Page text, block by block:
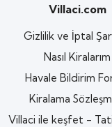
Villaci.com
Gizlilik ve İptal
Nasıl Kiralarım
Havale Bildirim
Kiralama
Villaci ile keşfet -